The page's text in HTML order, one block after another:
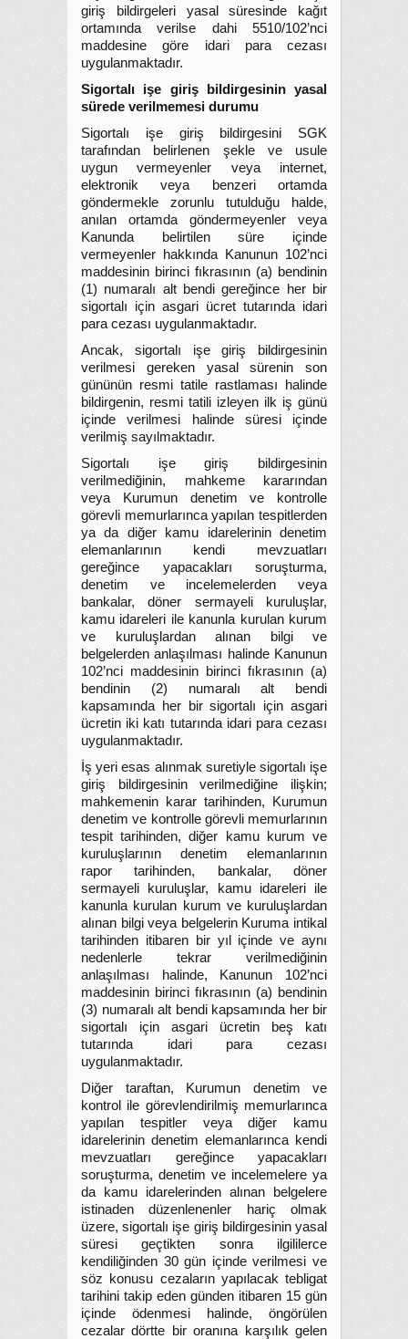
giriş bildirgeleri yasal süresinde kağıt
ortamında verilse dahi 5510/102’nci
maddesine göre idari para cezası
uygulanmaktadır.
Sigortalı işe giriş bildirgesinin yasal
sürede verilmemesi durumu
Sigortalı işe giriş bildirgesini SGK
tarafından belirlenen şekle ve usule
uygun vermeyenler veya internet,
elektronik veya benzeri ortamda
göndermekle zorunlu tutulduğu halde,
anılan ortamda göndermeyenler veya
Kanunda belirtilen süre içinde
vermeyenler hakkında Kanunun 102’nci
maddesinin birinci fıkrasının (a) bendinin
(1) numaralı alt bendi gereğince her bir
sigortalı için asgari ücret tutarında idari
para cezası uygulanmaktadır.
Ancak, sigortalı işe giriş bildirgesinin
verilmesi gereken yasal sürenin son
gününün resmi tatile rastlaması halinde
bildirgenin, resmi tatili izleyen ilk iş günü
içinde verilmesi halinde süresi içinde
verilmiş sayılmaktadır.
Sigortalı işe giriş bildirgesinin
verilmediğinin, mahkeme kararından
veya Kurumun denetim ve kontrolle
görevli memurlarınca yapılan tespitlerden
ya da diğer kamu idarelerinin denetim
elemanlarının kendi mevzuatları
gereğince yapacakları soruşturma,
denetim ve incelemelerden veya
bankalar, döner sermayeli kuruluşlar,
kamu idareleri ile kanunla kurulan kurum
ve kuruluşlardan alınan bilgi ve
belgelerden anlaşılması halinde Kanunun
102’nci maddesinin birinci fıkrasının (a)
bendinin (2) numaralı alt bendi
kapsamında her bir sigortalı için asgari
ücretin iki katı tutarında idari para cezası
uygulanmaktadır.
İş yeri esas alınmak suretiyle sigortalı işe
giriş bildirgesinin verilmediğine ilişkin;
mahkemenin karar tarihinden, Kurumun
denetim ve kontrolle görevli memurlarının
tespit tarihinden, diğer kamu kurum ve
kuruluşlarının denetim elemanlarının
rapor tarihinden, bankalar, döner
sermayeli kuruluşlar, kamu idareleri ile
kanunla kurulan kurum ve kuruluşlardan
alınan bilgi veya belgelerin Kuruma intikal
tarihinden itibaren bir yıl içinde ve aynı
nedenlerle tekrar verilmediğinin
anlaşılması halinde, Kanunun 102’nci
maddesinin birinci fıkrasının (a) bendinin
(3) numaralı alt bendi kapsamında her bir
sigortalı için asgari ücretin beş katı
tutarında idari para cezası
uygulanmaktadır.
Diğer taraftan, Kurumun denetim ve
kontrol ile görevlendirilmiş memurlarınca
yapılan tespitler veya diğer kamu
idarelerinin denetim elemanlarınca kendi
mevzuatları gereğince yapacakları
soruşturma, denetim ve incelemelere ya
da kamu idarelerinden alınan belgelere
istinaden düzenlenenler hariç olmak
üzere, sigortalı işe giriş bildirgesinin yasal
süresi geçtikten sonra ilgililerce
kendiliğinden 30 gün içinde verilmesi ve
söz konusu cezaların yapılacak tebligat
tarihini takip eden günden itibaren 15 gün
içinde ödenmesi halinde, öngörülen
cezalar dörtte bir oranına karşılık gelen